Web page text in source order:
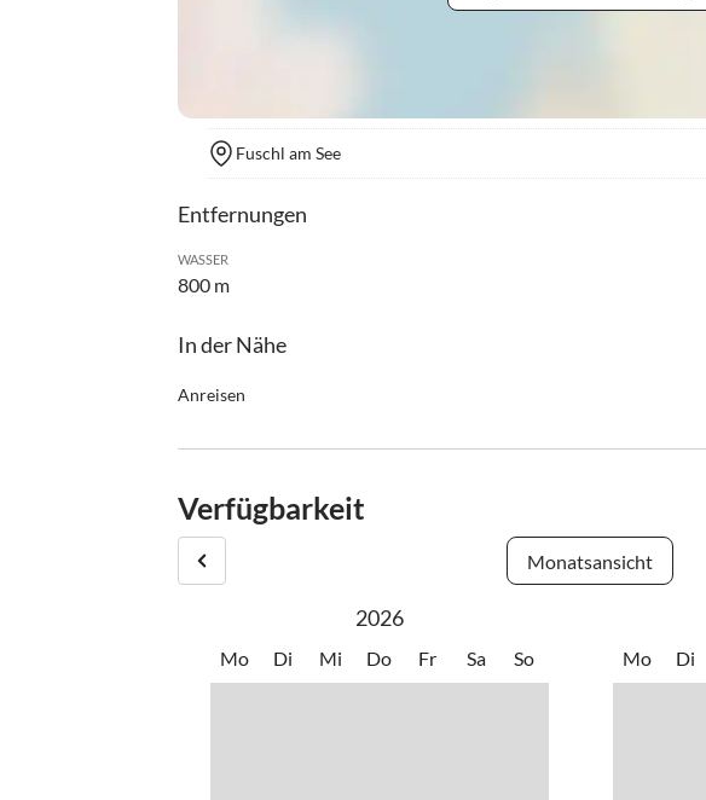
Fuschl am See
Entfernungen
WASSER
800 m
In der Nähe
Anreisen
Autobahn (A1) Richtung Linz - Ausfahrt Mondsee abfahren -
(B158) nach Fuschl am See
Autobahn Richtung Salzburg - Umfahrung Salzburg Richtung Wien -
Salzburg abfahren - beim Kreisverkehr Richtung Hof bei Salzburg
am See
Verfügbarkeit
Monatsansicht
2026
Mo Di Mi Do Fr Sa So Mo Di